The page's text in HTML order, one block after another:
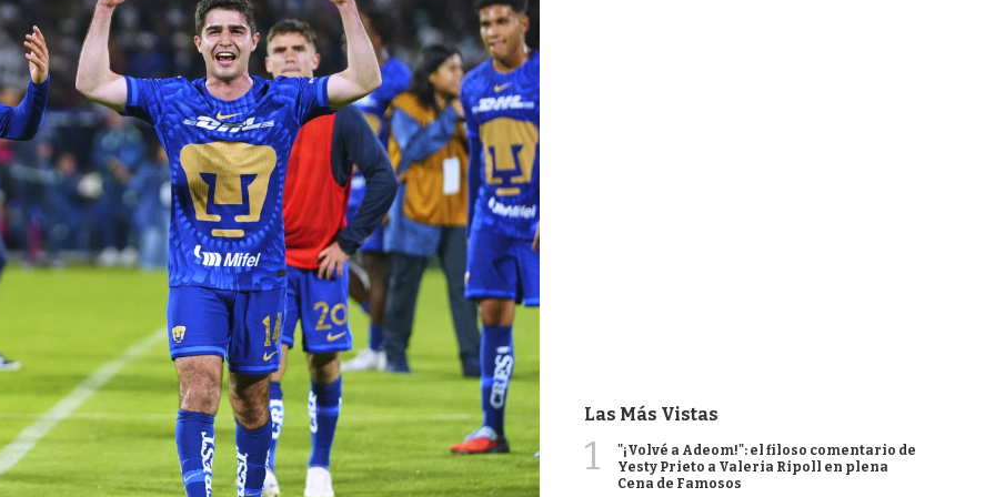
Las Más Vistas
1
"¡Volvé a Adeom!": el filoso comentario de
Yesty Prieto a Valeria Ripoll en plena
Cena de Famosos